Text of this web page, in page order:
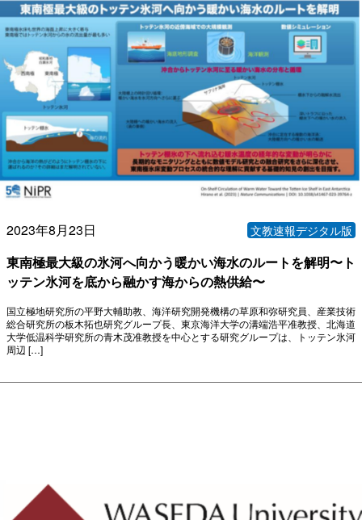
2023年8月23日 文教速報デジタル版
東南極最大級の氷河へ向かう暖かい海水のルートを解明〜ト
ッテン氷河を底から融かす海からの熱供給〜
国立極地研究所の平野大輔助教、海洋研究開発機構の草原和弥研究員、産業技術
総合研究所の板木拓也研究グループ長、東京海洋大学の溝端浩平准教授、北海道
大学低温科学研究所の青木茂准教授を中心とする研究グループは、トッテン氷河
周辺 […]